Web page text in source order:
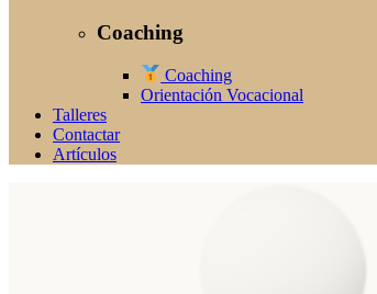
Coaching
Coaching
Orientación Vocacional
Talleres
Contactar
Artículos